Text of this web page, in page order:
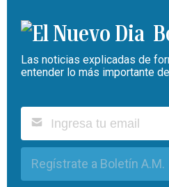
Las noticias explicadas de
entender lo más importante
Regístrate a Boletín A.M.